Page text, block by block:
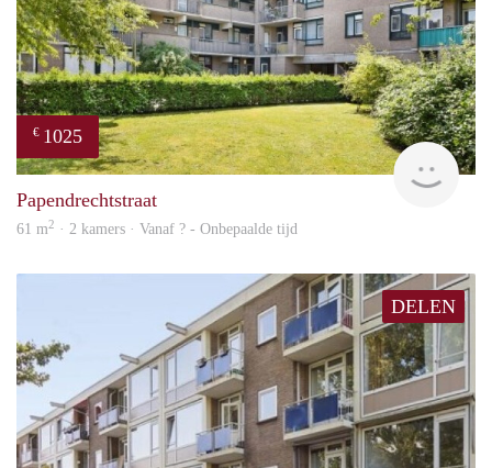
€ 1025
Papendrechtstraat
61 m2 · 2 kamers · Vanaf ? - Onbepaalde tijd
DELEN